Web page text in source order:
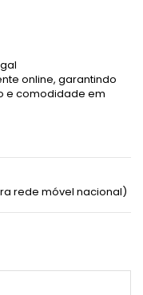
online, garantindo
e comodidade em
rede móvel nacional)